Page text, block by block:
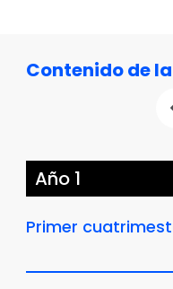
Contenido de
Año 1
Primer